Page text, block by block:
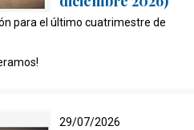
para el último cuatrimestre de
29/07/2026